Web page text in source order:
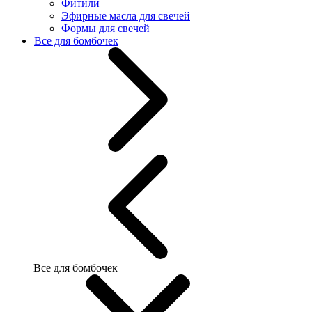
Фитили
Эфирные масла для свечей
Формы для свечей
Все для бомбочек
Все для бомбочек